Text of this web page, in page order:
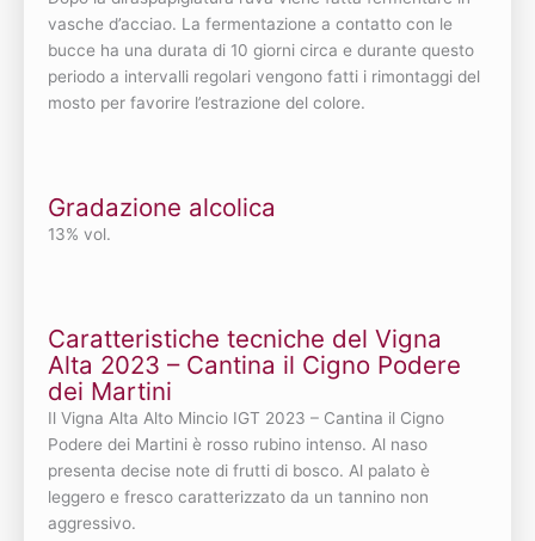
vasche d’acciao. La fermentazione a contatto con le
bucce ha una durata di 10 giorni circa e durante questo
periodo a intervalli regolari vengono fatti i rimontaggi del
mosto per favorire l’estrazione del colore.
Gradazione alcolica
13% vol.
Caratteristiche tecniche del Vigna
Alta 2023 – Cantina il Cigno Podere
dei Martini
Il Vigna Alta Alto Mincio IGT 2023 – Cantina il Cigno
Podere dei Martini è rosso rubino intenso. Al naso
presenta decise note di frutti di bosco. Al palato è
leggero e fresco caratterizzato da un tannino non
aggressivo.